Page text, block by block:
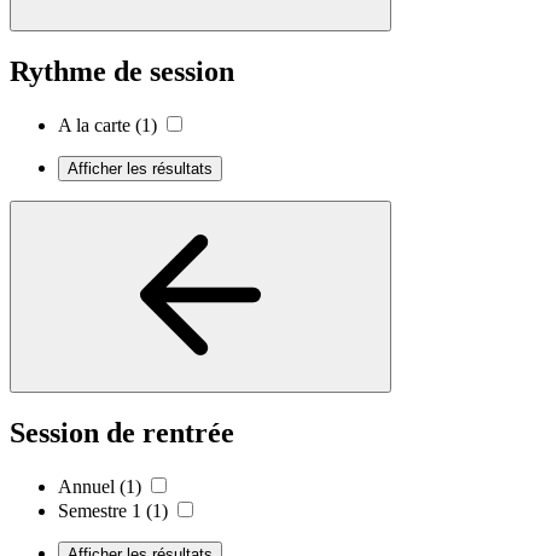
Rythme de session
A la carte (1)
Afficher les résultats
Session de rentrée
Annuel (1)
Semestre 1 (1)